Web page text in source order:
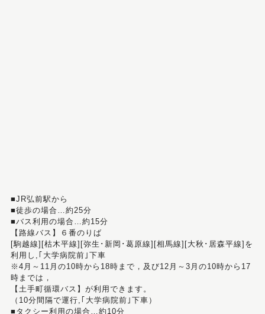
■JR弘前駅から
■徒歩の場合…約25分
■バス利用の場合…約15分
【路線バス】６番のりば
[駒越線][枯木平線][弥生･新岡･葛原線][相馬線][大秋･居森平線]を
利用し,｢大学病院前｣下車
※4月～11月の10時から18時まで，及び12月～3月の10時から17
時までは，
【土手町循環バス】が利用できます。
（10分間隔で運行,｢大学病院前｣下車）
■タクシー利用の場合…約10分